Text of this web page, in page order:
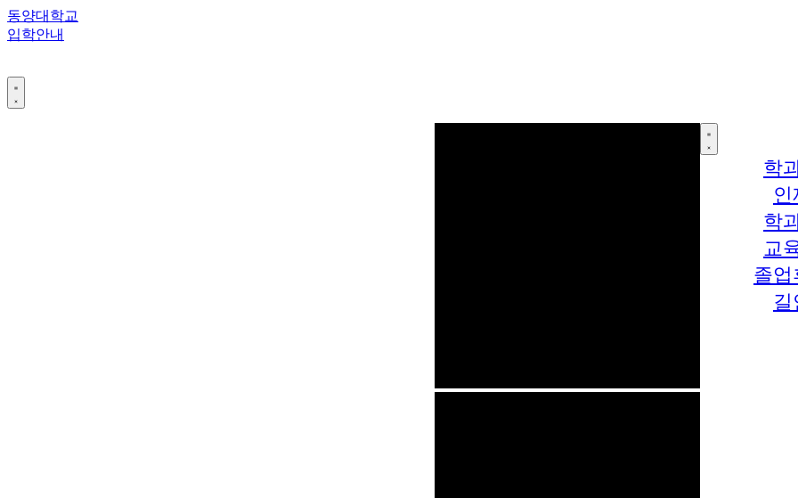
콘
텐
건
너
동양대학교
입학안내
학
인
학
교
졸업
길